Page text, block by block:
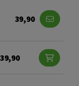
39,90
39,90